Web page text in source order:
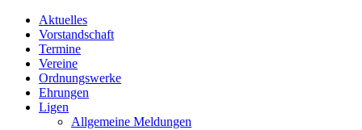
Aktuelles
Vorstandschaft
Termine
Vereine
Ordnungswerke
Ehrungen
Ligen
Allgemeine Meldungen